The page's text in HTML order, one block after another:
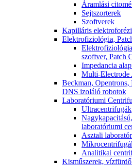
Áramlási
Sejtszorterek
Szoftverek
Kapilláris
Elektrofiziológia,
szoftver, Patch
Impedancia
Multi-
Beckman, Opentrons,
DNS izoláló robotok
Laboratóriumi
Ultracentrifugák
laboratóriumi
Asztali
Analitikai
Kisműszerek,